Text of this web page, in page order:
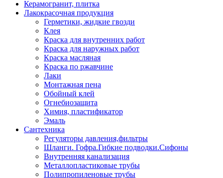
Керамогранит, плитка
Лакокрасочная продукция
Герметики, жидкие гвозди
Клея
Краска для внутренних работ
Краска для наружных работ
Краска масляная
Краска по ржавчине
Лаки
Монтажная пена
Обойный клей
Огнебиозащита
Химия, пластификатор
Эмаль
Сантехника
Регуляторы давления,фильтры
Шланги. Гофра.Гибкие подводки.Сифоны
Внутренняя канализация
Металлопластиковые трубы
Полипропиленовые трубы